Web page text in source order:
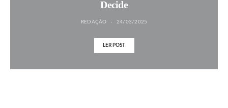
Decide
REDAÇÃO 24/03/2025
LER POST